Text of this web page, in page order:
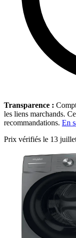
Transparence :
les liens marchands.
recommandations. En
Prix vérifiés le 13